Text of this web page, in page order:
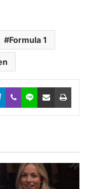
Formula 1
Telegram
ViberLine Condividi via Email